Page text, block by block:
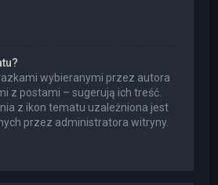
wybieranymi przez autora
z postami – sugerują ich treść.
z ikon tematu uzależniona jest
przez administratora witryny.